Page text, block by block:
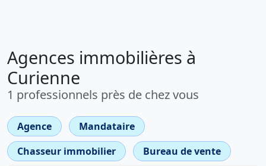
Agences immobilières à
Curienne
1 professionnels près de chez vous
Agence
Mandataire
Chasseur immobilier
Bureau de vente